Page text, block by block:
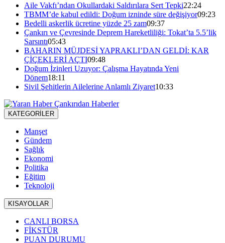
Aile Vakfı’ndan Okullardaki Saldırılara Sert Tepki22:24
TBMM’de kabul edildi: Doğum izninde süre değişiyor09:23
Bedelli askerlik ücretine yüzde 25 zam09:37
Çankırı ve Çevresinde Deprem Hareketliliği: Tokat’ta 5.5’lik
Sarsıntı05:43
BAHARIN MÜJDESİ YAPRAKLI’DAN GELDİ: KAR
ÇİÇEKLERİ AÇTI09:48
Doğum İzinleri Uzuyor: Çalışma Hayatında Yeni
Dönem18:11
Sivil Şehitlerin Ailelerine Anlamlı Ziyaret10:33
KATEGORİLER
Manşet
Gündem
Sağlık
Ekonomi
Politika
Eğitim
Teknoloji
KISAYOLLAR
CANLI BORSA
FİKSTÜR
PUAN DURUMU